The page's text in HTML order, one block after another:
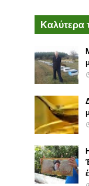
Καλύτερα